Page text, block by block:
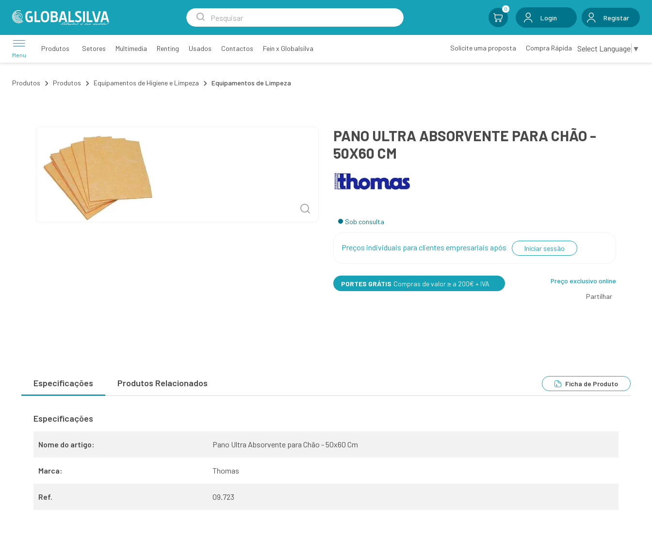
0
Login Registar
Menu
Produtos Setores Multimedia Renting Usados Contactos Fein x Globalsilva Solicite uma proposta Compra Rápida Select Language ▼
Produtos Produtos Equipamentos de Higiene e Limpeza Equipamentos de Limpeza
PANO ULTRA ABSORVENTE PARA CHÃO -
50X60 CM
Sob consulta
Preços individuais para clientes empresariais após Iniciar sessão
PORTES GRÁTIS Compras de valor ≥ a 200€ + IVA
Preço exclusivo online
Partilhar
Especificações Produtos Relacionados Ficha de Produto
Especificações
Nome do artigo: Pano Ultra Absorvente para Chão - 50x60 Cm
Marca: Thomas
Ref. 09.723